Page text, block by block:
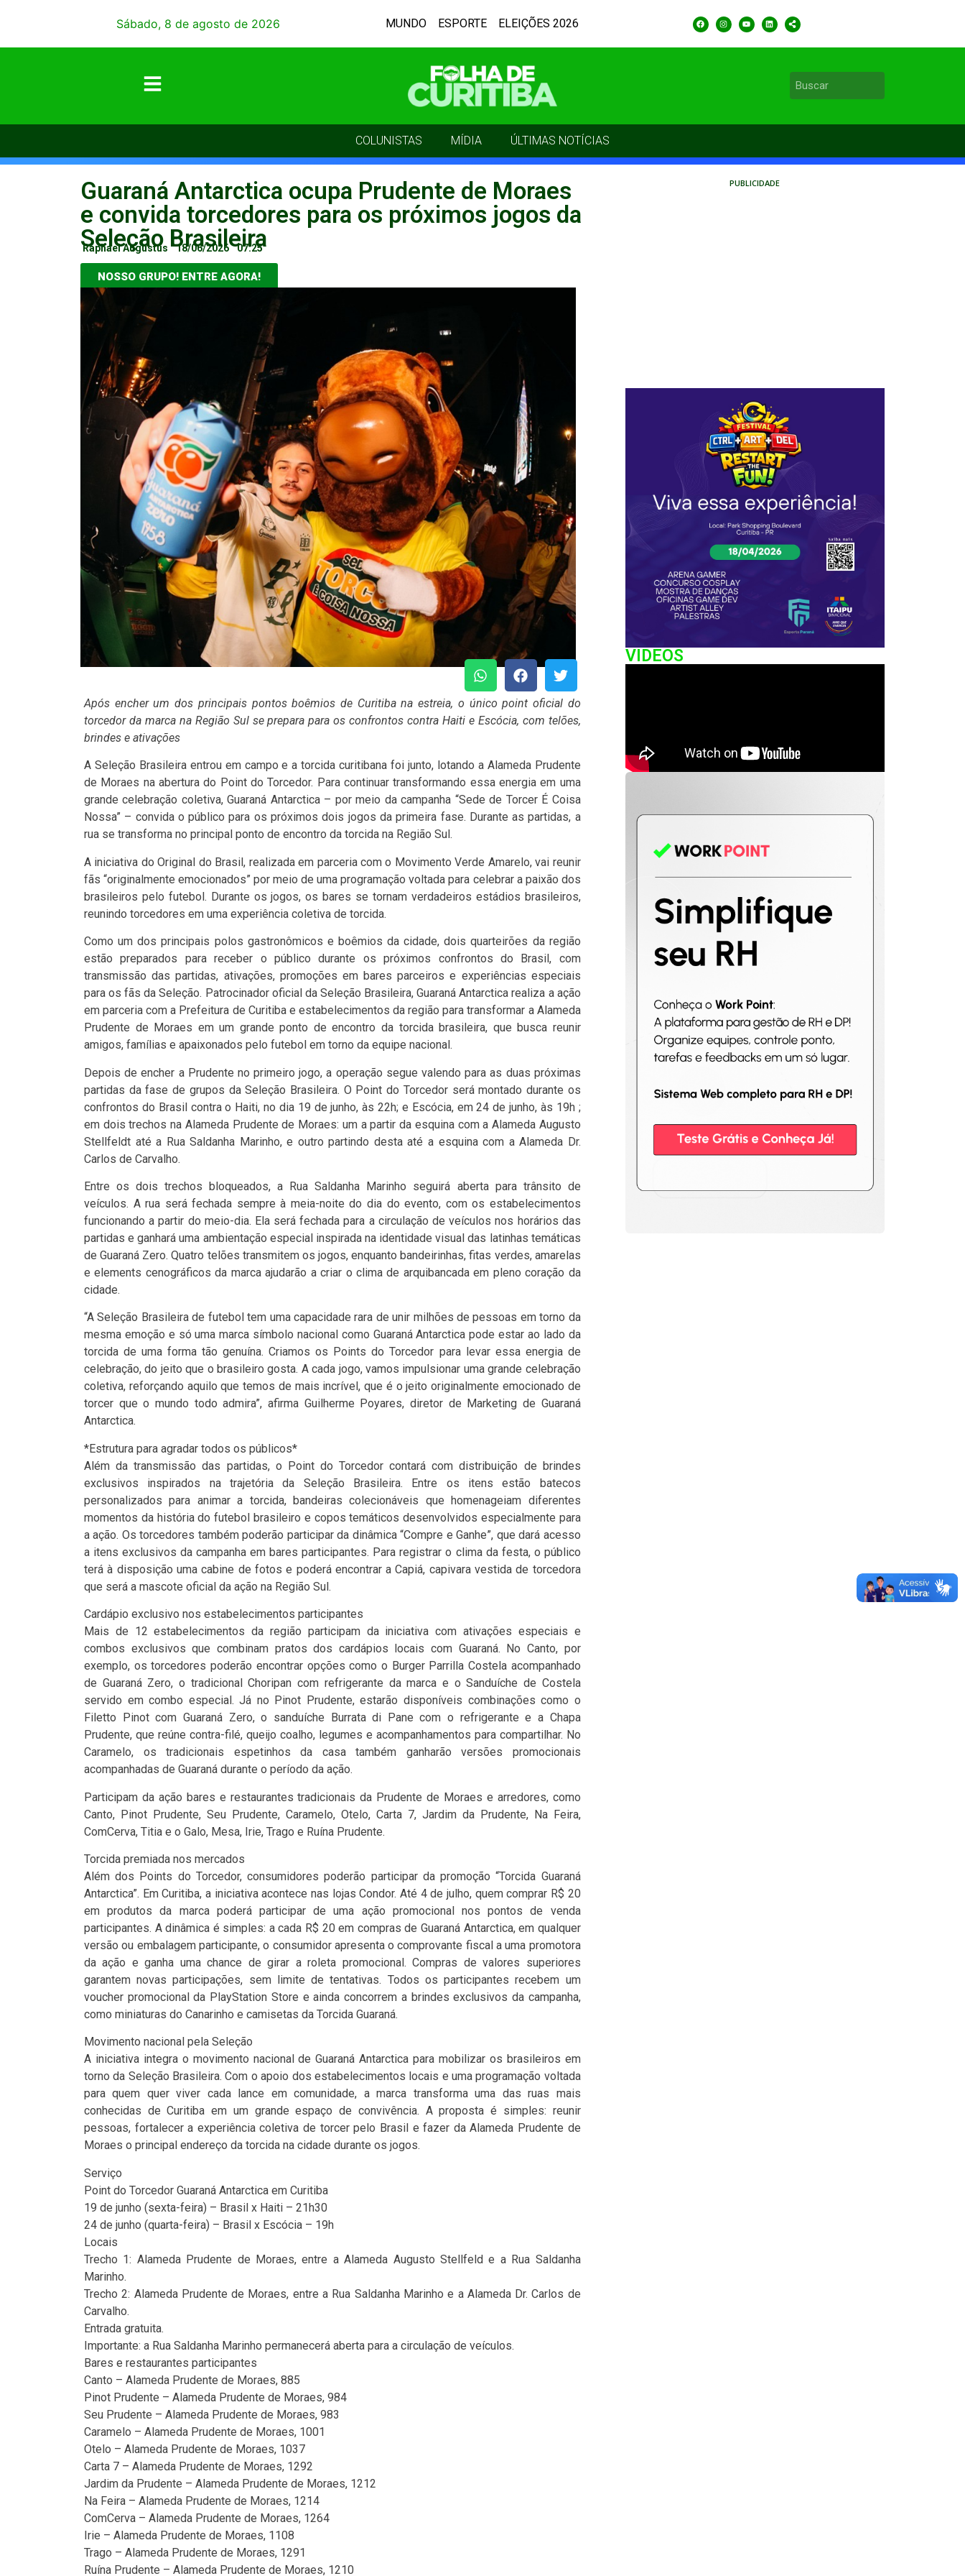
Sábado, 8 de agosto de 2026 MUNDO ESPORTE ELEIÇÕES 2026
COLUNISTAS MÍDIA ÚLTIMAS NOTÍCIAS
Guaraná Antarctica ocupa Prudente de Moraes
e convida torcedores para os próximos jogos da
Seleção Brasileira
Raphael Augustus 18/06/2026 07:25
NOSSO GRUPO! ENTRE AGORA!
Após encher um dos principais pontos boêmios de Curitiba na estreia, o único point oficial do
torcedor da marca na Região Sul se prepara para os confrontos contra Haiti e Escócia, com telões,
brindes e ativações
A Seleção Brasileira entrou em campo e a torcida curitibana foi junto, lotando a Alameda Prudente
de Moraes na abertura do Point do Torcedor. Para continuar transformando essa energia em uma
grande celebração coletiva, Guaraná Antarctica – por meio da campanha “Sede de Torcer É Coisa
Nossa” – convida o público para os próximos dois jogos da primeira fase. Durante as partidas, a
rua se transforma no principal ponto de encontro da torcida na Região Sul.
A iniciativa do Original do Brasil, realizada em parceria com o Movimento Verde Amarelo, vai reunir
fãs “originalmente emocionados” por meio de uma programação voltada para celebrar a paixão dos
brasileiros pelo futebol. Durante os jogos, os bares se tornam verdadeiros estádios brasileiros,
reunindo torcedores em uma experiência coletiva de torcida.
Como um dos principais polos gastronômicos e boêmios da cidade, dois quarteirões da região
estão preparados para receber o público durante os próximos confrontos do Brasil, com
transmissão das partidas, ativações, promoções em bares parceiros e experiências especiais
para os fãs da Seleção. Patrocinador oficial da Seleção Brasileira, Guaraná Antarctica realiza a ação
em parceria com a Prefeitura de Curitiba e estabelecimentos da região para transformar a Alameda
Prudente de Moraes em um grande ponto de encontro da torcida brasileira, que busca reunir
amigos, famílias e apaixonados pelo futebol em torno da equipe nacional.
Depois de encher a Prudente no primeiro jogo, a operação segue valendo para as duas próximas
partidas da fase de grupos da Seleção Brasileira. O Point do Torcedor será montado durante os
confrontos do Brasil contra o Haiti, no dia 19 de junho, às 22h; e Escócia, em 24 de junho, às 19h ;
em dois trechos na Alameda Prudente de Moraes: um a partir da esquina com a Alameda Augusto
Stellfeldt até a Rua Saldanha Marinho, e outro partindo desta até a esquina com a Alameda Dr.
Carlos de Carvalho.
Entre os dois trechos bloqueados, a Rua Saldanha Marinho seguirá aberta para trânsito de
veículos. A rua será fechada sempre à meia-noite do dia do evento, com os estabelecimentos
funcionando a partir do meio-dia. Ela será fechada para a circulação de veículos nos horários das
partidas e ganhará uma ambientação especial inspirada na identidade visual das latinhas temáticas
de Guaraná Zero. Quatro telões transmitem os jogos, enquanto bandeirinhas, fitas verdes, amarelas
e elements cenográficos da marca ajudarão a criar o clima de arquibancada em pleno coração da
cidade.
“A Seleção Brasileira de futebol tem uma capacidade rara de unir milhões de pessoas em torno da
mesma emoção e só uma marca símbolo nacional como Guaraná Antarctica pode estar ao lado da
torcida de uma forma tão genuína. Criamos os Points do Torcedor para levar essa energia de
celebração, do jeito que o brasileiro gosta. A cada jogo, vamos impulsionar uma grande celebração
coletiva, reforçando aquilo que temos de mais incrível, que é o jeito originalmente emocionado de
torcer que o mundo todo admira”, afirma Guilherme Poyares, diretor de Marketing de Guaraná
Antarctica.
*Estrutura para agradar todos os públicos*
Além da transmissão das partidas, o Point do Torcedor contará com distribuição de brindes
exclusivos inspirados na trajetória da Seleção Brasileira. Entre os itens estão batecos
personalizados para animar a torcida, bandeiras colecionáveis que homenageiam diferentes
momentos da história do futebol brasileiro e copos temáticos desenvolvidos especialmente para
a ação. Os torcedores também poderão participar da dinâmica “Compre e Ganhe”, que dará acesso
a itens exclusivos da campanha em bares participantes. Para registrar o clima da festa, o público
terá à disposição uma cabine de fotos e poderá encontrar a Capiá, capivara vestida de torcedora
que será a mascote oficial da ação na Região Sul.
Cardápio exclusivo nos estabelecimentos participantes
Mais de 12 estabelecimentos da região participam da iniciativa com ativações especiais e
combos exclusivos que combinam pratos dos cardápios locais com Guaraná. No Canto, por
exemplo, os torcedores poderão encontrar opções como o Burger Parrilla Costela acompanhado
de Guaraná Zero, o tradicional Choripan com refrigerante da marca e o Sanduíche de Costela
servido em combo especial. Já no Pinot Prudente, estarão disponíveis combinações como o
Filetto Pinot com Guaraná Zero, o sanduíche Burrata di Pane com o refrigerante e a Chapa
Prudente, que reúne contra-filé, queijo coalho, legumes e acompanhamentos para compartilhar. No
Caramelo, os tradicionais espetinhos da casa também ganharão versões promocionais
acompanhadas de Guaraná durante o período da ação.
Participam da ação bares e restaurantes tradicionais da Prudente de Moraes e arredores, como
Canto, Pinot Prudente, Seu Prudente, Caramelo, Otelo, Carta 7, Jardim da Prudente, Na Feira,
ComCerva, Titia e o Galo, Mesa, Irie, Trago e Ruína Prudente.
Torcida premiada nos mercados
Além dos Points do Torcedor, consumidores poderão participar da promoção “Torcida Guaraná
Antarctica”. Em Curitiba, a iniciativa acontece nas lojas Condor. Até 4 de julho, quem comprar R$ 20
em produtos da marca poderá participar de uma ação promocional nos pontos de venda
participantes. A dinâmica é simples: a cada R$ 20 em compras de Guaraná Antarctica, em qualquer
versão ou embalagem participante, o consumidor apresenta o comprovante fiscal a uma promotora
da ação e ganha uma chance de girar a roleta promocional. Compras de valores superiores
garantem novas participações, sem limite de tentativas. Todos os participantes recebem um
voucher promocional da PlayStation Store e ainda concorrem a brindes exclusivos da campanha,
como miniaturas do Canarinho e camisetas da Torcida Guaraná.
Movimento nacional pela Seleção
A iniciativa integra o movimento nacional de Guaraná Antarctica para mobilizar os brasileiros em
torno da Seleção Brasileira. Com o apoio dos estabelecimentos locais e uma programação voltada
para quem quer viver cada lance em comunidade, a marca transforma uma das ruas mais
conhecidas de Curitiba em um grande espaço de convivência. A proposta é simples: reunir
pessoas, fortalecer a experiência coletiva de torcer pelo Brasil e fazer da Alameda Prudente de
Moraes o principal endereço da torcida na cidade durante os jogos.
Serviço
Point do Torcedor Guaraná Antarctica em Curitiba
19 de junho (sexta-feira) – Brasil x Haiti – 21h30
24 de junho (quarta-feira) – Brasil x Escócia – 19h
Locais
Trecho 1: Alameda Prudente de Moraes, entre a Alameda Augusto Stellfeld e a Rua Saldanha
Marinho.
Trecho 2: Alameda Prudente de Moraes, entre a Rua Saldanha Marinho e a Alameda Dr. Carlos de
Carvalho.
Entrada gratuita.
Importante: a Rua Saldanha Marinho permanecerá aberta para a circulação de veículos.
Bares e restaurantes participantes
Canto – Alameda Prudente de Moraes, 885
Pinot Prudente – Alameda Prudente de Moraes, 984
Seu Prudente – Alameda Prudente de Moraes, 983
Caramelo – Alameda Prudente de Moraes, 1001
Otelo – Alameda Prudente de Moraes, 1037
Carta 7 – Alameda Prudente de Moraes, 1292
Jardim da Prudente – Alameda Prudente de Moraes, 1212
Na Feira – Alameda Prudente de Moraes, 1214
ComCerva – Alameda Prudente de Moraes, 1264
Irie – Alameda Prudente de Moraes, 1108
Trago – Alameda Prudente de Moraes, 1291
Ruína Prudente – Alameda Prudente de Moraes, 1210
PUBLICIDADE
VIDEOS